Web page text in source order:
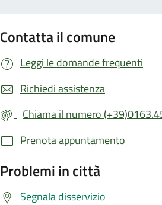
Contatta il comune
Leggi le domande frequenti
Richiedi assistenza
Chiama il numero
Prenota appuntamento
Problemi in città
Segnala disservizio